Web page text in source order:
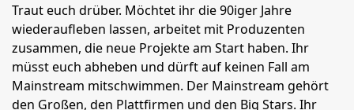
Traut euch drüber. Möchtet ihr die 90iger Jahre
wiederaufleben lassen, arbeitet mit Produzenten
zusammen, die neue Projekte am Start haben. Ihr
müsst euch abheben und dürft auf keinen Fall am
Mainstream mitschwimmen. Der Mainstream gehört
den Großen, den Plattfirmen und den Big Stars. Ihr